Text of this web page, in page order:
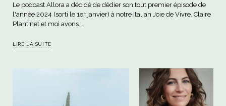
Le podcast Allora a décidé de dédier son tout premier épisode de
l'année 2024 (sorti le 1er janvier) à notre Italian Joie de Vivre. Claire
Plantinet et moi avons...
LIRE LA SUITE